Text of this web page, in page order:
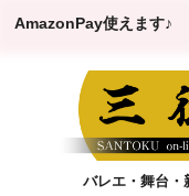
AmazonPay使えます♪
バレエ・舞台・